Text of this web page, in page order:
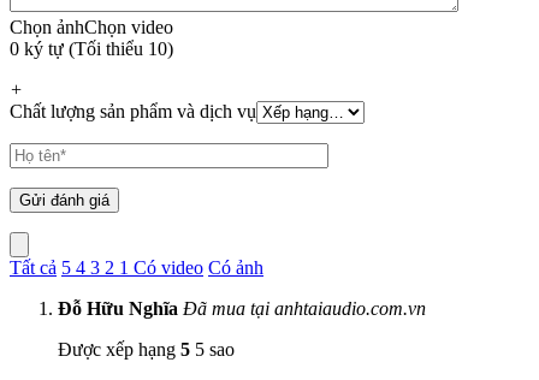
Chọn ảnhChọn video
0 ký tự (Tối thiểu 10)
+
Chất lượng sản phẩm và dịch vụ
Tất cả 5 4 3 2 1 Có video Có ảnh
Đỗ Hữu Nghĩa Đã mua tại anhtaiaudio.com.vn
Được xếp hạng 5 5 sao